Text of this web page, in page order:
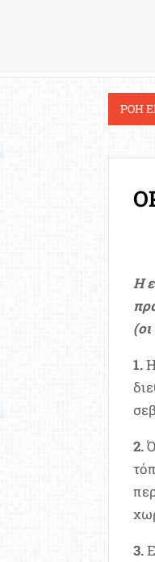
ΡΟΗ
Η
1.
2.
3.